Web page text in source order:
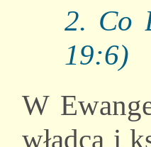
2. Co
19:6)
W
władcą i